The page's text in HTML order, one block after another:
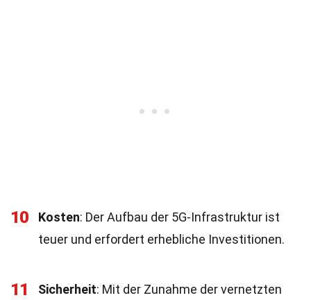
10 Kosten: Der Aufbau der 5G-Infrastruktur ist
teuer und erfordert erhebliche Investitionen.
11 Sicherheit: Mit der Zunahme der vernetzten